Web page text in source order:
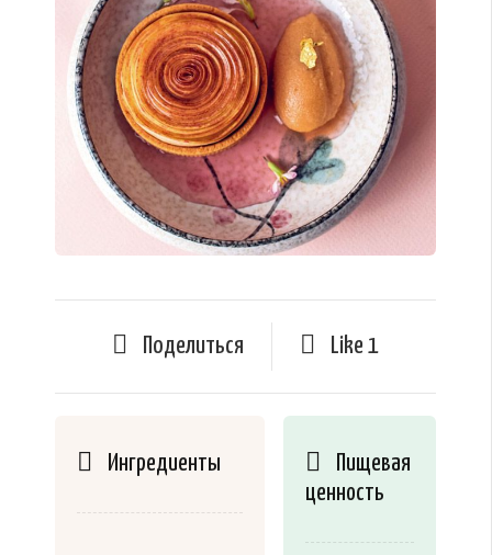
Поделиться Like 1
Ингредиенты
Пищевая
ценность